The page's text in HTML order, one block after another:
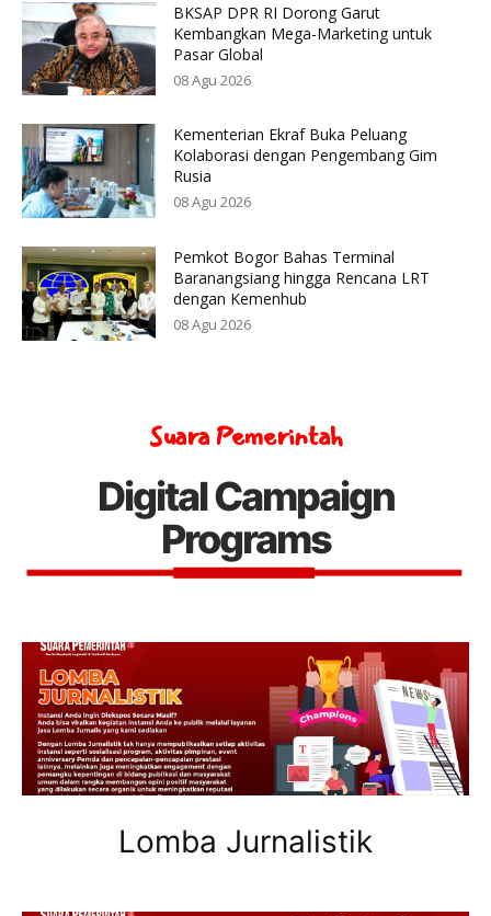
BKSAP DPR RI Dorong Garut
Kembangkan Mega-Marketing untuk
Pasar Global
08 Agu 2026
Kementerian Ekraf Buka Peluang
Kolaborasi dengan Pengembang Gim
Rusia
08 Agu 2026
Pemkot Bogor Bahas Terminal
Baranangsiang hingga Rencana LRT
dengan Kemenhub
08 Agu 2026
Suara Pemerintah
Digital Campaign
Programs
Lomba Jurnalistik